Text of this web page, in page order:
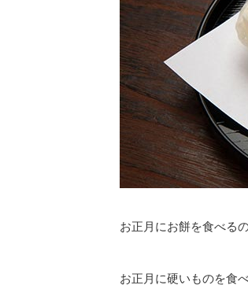
お正月にお餅を食べる
お正月に硬いものを食